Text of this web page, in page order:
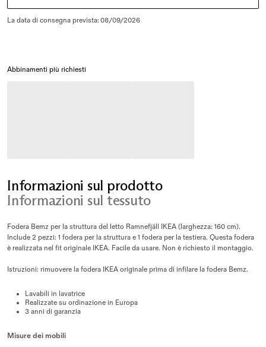
La data di consegna prevista: 08/09/2026
Abbinamenti più richiesti
Informazioni sul prodotto
Informazioni sul tessuto
Fodera Bemz per la struttura del letto Ramnefjäll IKEA (larghezza: 160 cm).
Include 2 pezzi: 1 fodera per la struttura e 1 fodera per la testiera. Questa fodera
è realizzata nel fit originale IKEA. Facile da usare. Non è richiesto il montaggio.
Istruzioni: rimuovere la fodera IKEA originale prima di infilare la fodera Bemz.
Lavabili in lavatrice
Realizzate su ordinazione in Europa
3 anni di garanzia
Misure dei mobili